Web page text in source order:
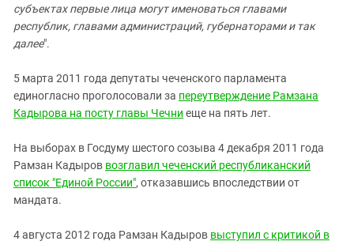
субъектах первые лица могут именоваться главами
республик, главами администраций, губернаторами и так
далее".
5 марта 2011 года депутаты чеченского парламента
единогласно проголосовали за переутверждение Рамзана
Кадырова на посту главы Чечни еще на пять лет.
На выборах в Госдуму шестого созыва 4 декабря 2011 года
Рамзан Кадыров возглавил чеченский республиканский
список "Единой России", отказавшись впоследствии от
мандата.
4 августа 2012 года Рамзан Кадыров выступил с критикой в